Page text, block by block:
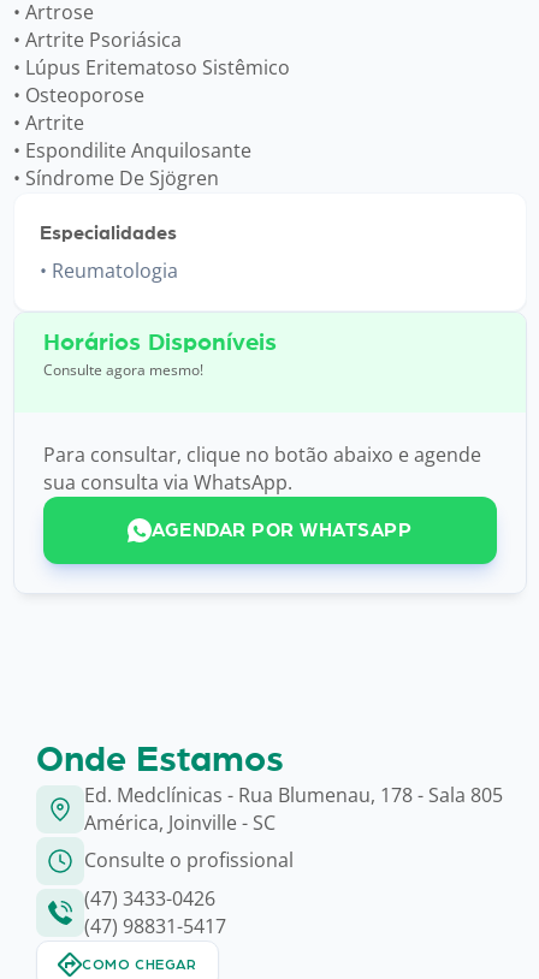
• Artrose
• Artrite Psoriásica
• Lúpus Eritematoso Sistêmico
• Osteoporose
• Artrite
• Espondilite Anquilosante
• Síndrome De Sjögren
Especialidades
Reumatologia
Horários Disponíveis
Consulte agora mesmo!
Para consultar, clique no botão abaixo e agende
sua consulta via WhatsApp.
AGENDAR POR WHATSAPP
Onde Estamos
Ed. Medclínicas - Rua Blumenau, 178 - Sala 805
América, Joinville - SC
Consulte o profissional
(47) 3433-0426
(47) 98831-5417
COMO CHEGAR